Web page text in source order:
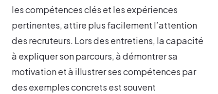
les compétences clés et les expériences
pertinentes, attire plus facilement l’attention
des recruteurs. Lors des entretiens, la capacité
à expliquer son parcours, à démontrer sa
motivation et à illustrer ses compétences par
des exemples concrets est souvent